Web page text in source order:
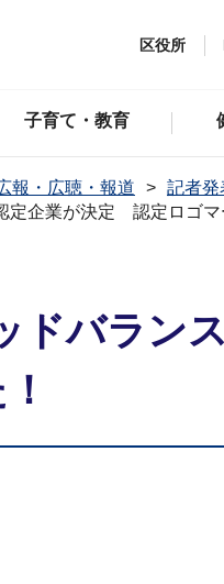
区役所
子育て・教育
報・広聴・報道 記者発
定企業が決定 認定ロゴマ
ドバラン